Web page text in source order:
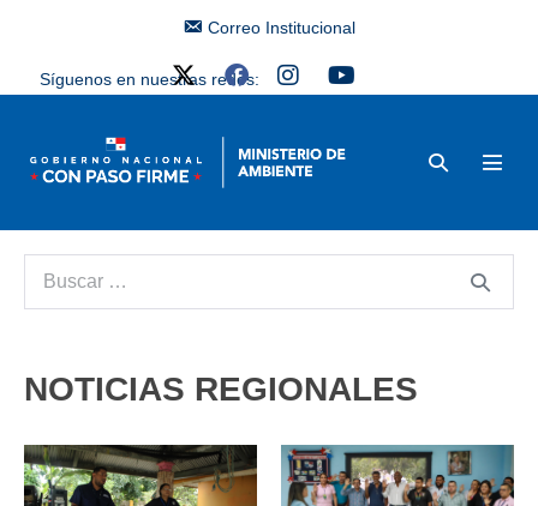
Correo Institucional
Síguenos en nuestras redes:
NOTICIAS REGIONALES